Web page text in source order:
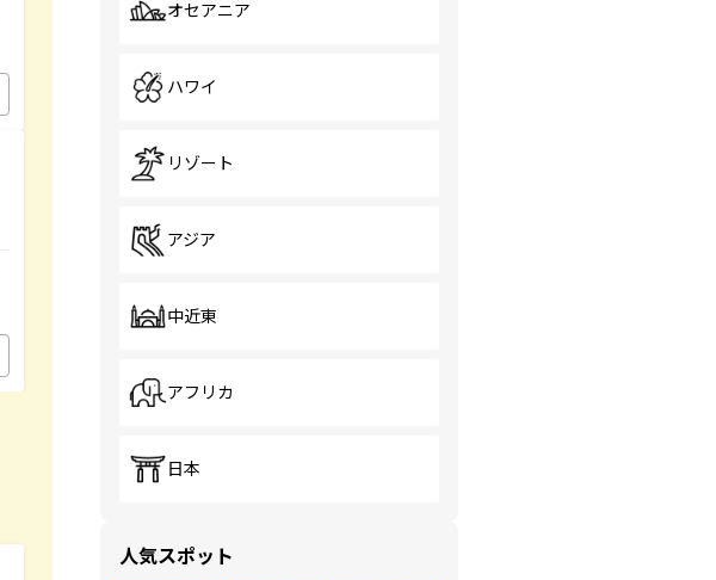
オセアニア
ハワイ
リゾート
アジア
中近東
アフリカ
日本
人気スポット